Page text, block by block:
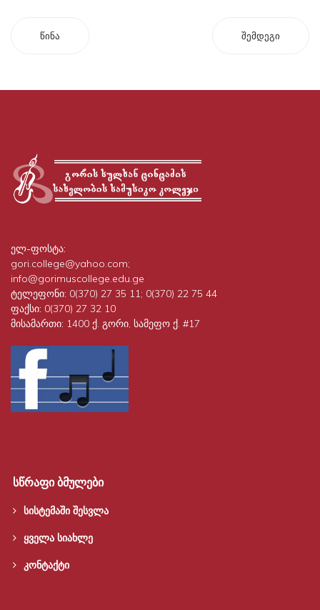
წინა შემდეგი
ელ-ფოსტა:
gori.college@yahoo.com;
info@gorimuscollege.edu.ge
ტელეფონი: 0(370) 27 35 11; 0(370) 22 75 44
ფაქსი: 0(370) 27 32 10
მისამართი: 1400 ქ. გორი, სამეფო ქ. #17
სწრაფი ბმულები
სისტემაში შესვლა
ყველა სიახლე
კონტაქტი